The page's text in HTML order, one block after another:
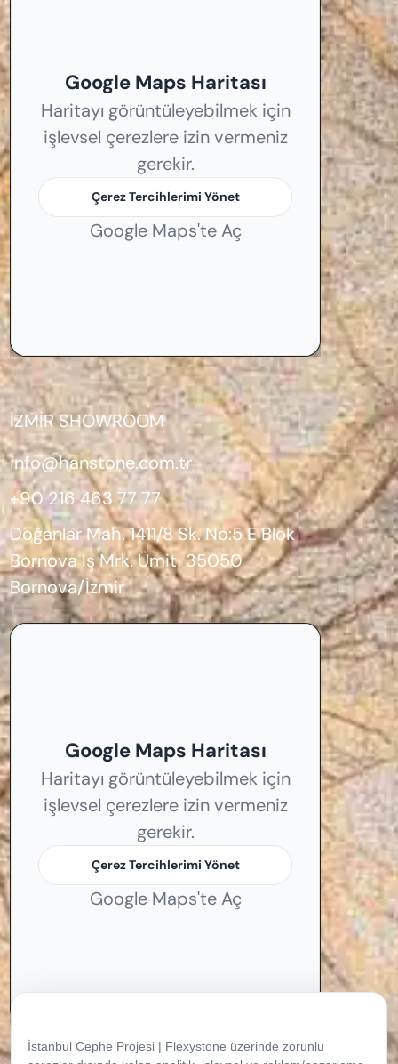
Google Maps Haritası
Haritayı görüntüleyebilmek için
işlevsel çerezlere izin vermeniz
gerekir.
Çerez Tercihlerimi Yönet
Google Maps'te Aç
İZMİR SHOWROOM
info@hanstone.com.tr
+90 216 463 77 77
Doğanlar Mah. 1411/8 Sk. No:5 E Blok
Bornova İş Mrk. Ümit, 35050
Bornova/İzmir
Google Maps Haritası
Haritayı görüntüleyebilmek için
işlevsel çerezlere izin vermeniz
gerekir.
Çerez Tercihlerimi Yönet
Google Maps'te Aç
İstanbul Cephe Projesi | Flexystone üzerinde zorunlu